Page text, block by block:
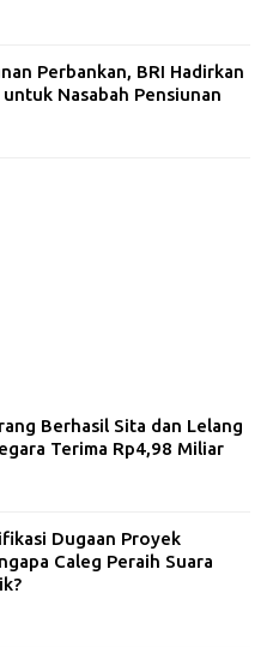
Perbankan, BRI Hadirkan
Nasabah Pensiunan
Berhasil Sita dan Lelang
Terima Rp4,98 Miliar
Dugaan Proyek
Caleg Peraih Suara